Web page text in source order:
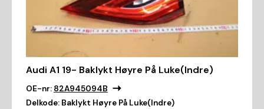
Audi A1 19- Baklykt Høyre På Luke(Indre)
OE-nr: 82A945094B
Delkode: Baklykt Høyre På Luke(Indre)